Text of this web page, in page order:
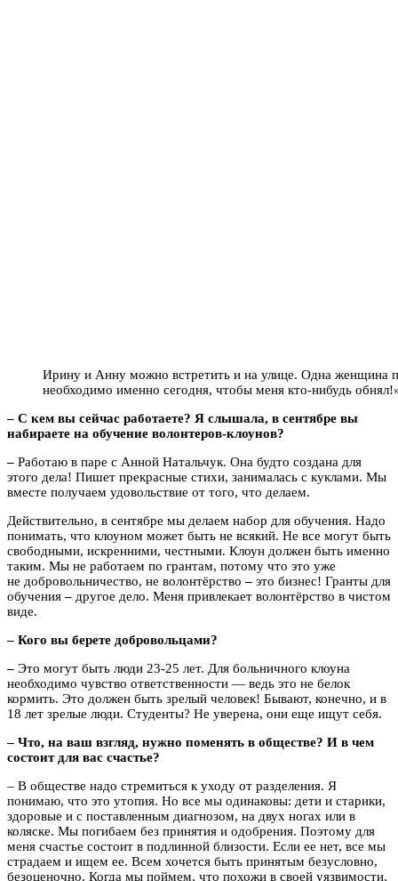
Ирину и Анну можно встретить и на улице. Одна женщина
необходимо именно сегодня, чтобы меня кто-нибудь
– С кем вы сейчас работаете? Я слышала, в сентябре вы
набираете на обучение волонтеров-клоунов?
– Работаю в паре с Анной Натальчук. Она будто создана для
этого дела! Пишет прекрасные стихи, занималась с куклами. Мы
вместе получаем удовольствие от того, что делаем.
Действительно, в сентябре мы делаем набор для обучения. Надо
понимать, что клоуном может быть не всякий. Не все могут быть
свободными, искренними, честными. Клоун должен быть именно
таким. Мы не работаем по грантам, потому что это уже
не добровольничество, не волонтёрство– это бизнес! Гранты для
обучения– другое дело. Меня привлекает волонтёрство в чистом
виде.
– Кого вы берете добровольцами?
– Это могут быть люди 23-25 лет. Для больничного клоуна
необходимо чувство ответственности — ведь это не белок
кормить. Это должен быть зрелый человек! Бывают, конечно, и в
18 лет зрелые люди. Студенты? Не уверена, они еще ищут себя.
– Что, на ваш взгляд, нужно поменять в обществе? И в чем
состоит для вас счастье?
– В обществе надо стремиться к уходу от разделения. Я
понимаю, что это утопия. Но все мы одинаковы: дети и старики,
здоровые и с поставленным диагнозом, на двух ногах или в
коляске. Мы погибаем без принятия и одобрения. Поэтому для
меня счастье состоит в подлинной близости. Если ее нет, все мы
страдаем и ищем ее. Всем хочется быть принятым безусловно,
безоценочно. Когда мы поймем, что похожи в своей уязвимости,